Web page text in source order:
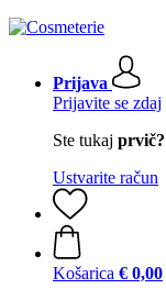
Prijava
Prijavite se zdaj
Ste tukaj prvič?
Ustvarite račun
Košarica € 0,00